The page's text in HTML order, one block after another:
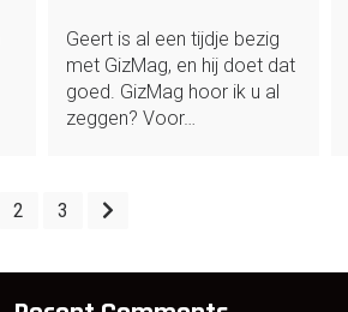
Geert is al een tijdje bezig
met GizMag, en hij doet dat
goed. GizMag hoor ik u al
zeggen? Voor…
2 3